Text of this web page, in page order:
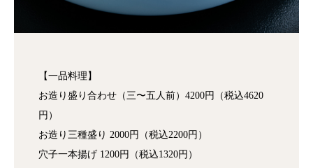
【一品料理】
お造り盛り合わせ（三〜五人前）4200円（税込4620
円）
お造り三種盛り 2000円（税込2200円）
穴子一本揚げ 1200円（税込1320円）